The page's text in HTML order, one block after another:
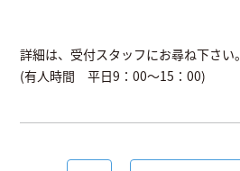
詳細は、受付スタッフにお尋ね下さい。
(有人時間 平日9：00～15：00)